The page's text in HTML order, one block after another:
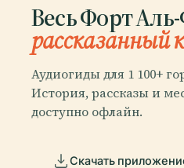
Весь Форт
рассказанный
Аудиогиды для 1 100+
История, рассказы и
доступно офлайн.
Скачать